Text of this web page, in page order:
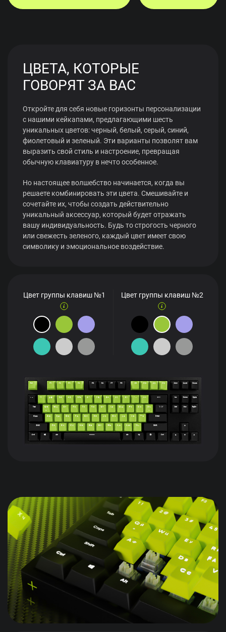
ЦВЕТА, КОТОРЫЕ
ГОВОРЯТ ЗА ВАС
Откройте для себя новые горизонты персонализации
с нашими кейкапами, предлагающими шесть
уникальных цветов: черный, белый, серый, синий,
фиолетовый и зеленый. Эти варианты позволят вам
выразить свой стиль и настроение, превращая
обычную клавиатуру в нечто особенное.
Но настоящее волшебство начинается, когда вы
решаете комбинировать эти цвета. Смешивайте и
сочетайте их, чтобы создать действительно
уникальный аксессуар, который будет отражать
вашу индивидуальность. Будь то строгость черного
или свежесть зеленого, каждый цвет имеет свою
символику и эмоциональное воздействие.
Цвет группы клавиш №1 Цвет группы клавиш №2